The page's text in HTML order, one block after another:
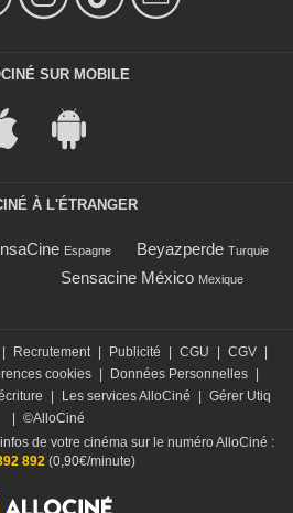
SUR MOBILE
À L'ÉTRANGER
Espagne Beyazperde Turquie
Sensacine México Mexique
Recrutement Publicité CGU CGV
cookies Données Personnelles
Les services AlloCiné
Gérer Utiq
©AlloCiné
de votre cinéma sur le numéro AlloCiné :
892(0,90€/minute)